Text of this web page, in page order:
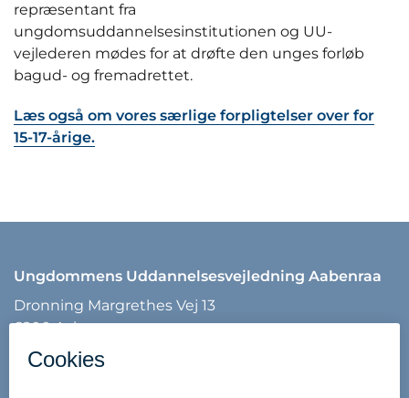
repræsentant fra
ungdomsuddannelsesinstitutionen og UU-
vejlederen mødes for at drøfte den unges forløb
bagud- og fremadrettet.
Læs også om vores særlige forpligtelser over for
15-17-årige.
Ungdommens Uddannelsesvejledning Aabenraa
Dronning Margrethes Vej 13
6200 Aabenraa
Tlf: 7376 7540
Mail:uu@aabenraa.dk